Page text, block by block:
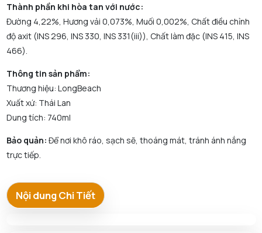
Thành phần khi hòa tan với nước:
Đường 4,22%, Hương vải 0,073%, Muối 0,002%, Chất điều chỉnh
độ axit (INS 296, INS 330, INS 331(iii)), Chất làm đặc (INS 415, INS
466).
Thông tin sản phẩm:
Thương hiệu: LongBeach
Xuất xứ: Thái Lan
Dung tích: 740ml
Bảo quản: Để nơi khô ráo, sạch sẽ, thoáng mát, tránh ánh nắng
trực tiếp.
Nội dung Chi Tiết